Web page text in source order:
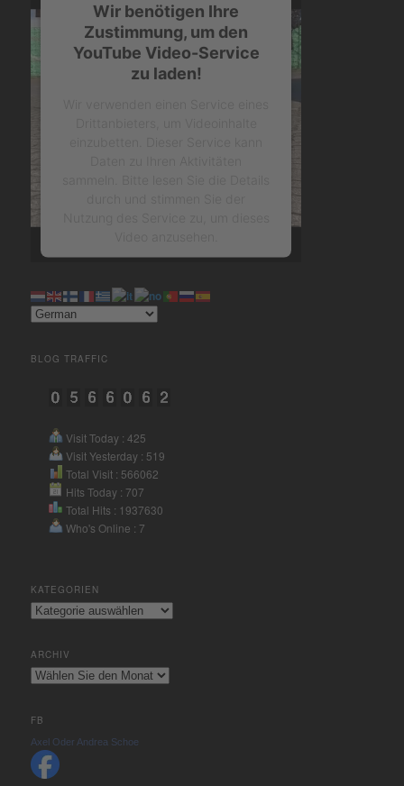
Wir benötigen Ihre
Zustimmung, um den
YouTube Video-Service
zu laden!
Mehr Informationen
Consent Management Platform
eRecht24
BLOG TRAFFIC
Visit Today : 425
Visit Yesterday : 519
Total Visit : 566062
Hits Today : 707
Total Hits : 1937630
Who's Online : 7
KATEGORIEN
Kategorien
ARCHIV
Archiv
FB
Axel Oder Andrea Schoe